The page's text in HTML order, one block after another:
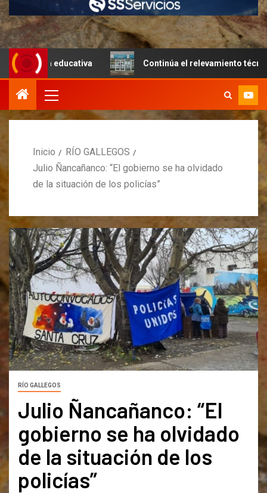
educativa Continúa el relevamiento técnico en
Inicio
RÍO GALLEGOS
Julio Ñancañanco: “El gobierno se ha olvidado
de la situación de los policías”
RÍO GALLEGOS
Julio Ñancañanco: “El
gobierno se ha olvidado
de la situación de los
policías”